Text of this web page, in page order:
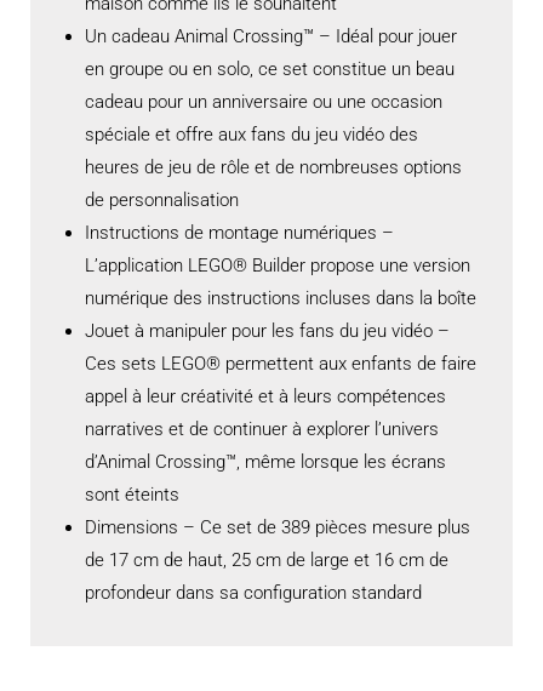
Un cadeau Animal Crossing™ – Idéal pour jouer
en groupe ou en solo, ce set constitue un beau
cadeau pour un anniversaire ou une occasion
spéciale et offre aux fans du jeu vidéo des
heures de jeu de rôle et de nombreuses options
de personnalisation
Instructions de montage numériques –
L’application LEGO® Builder propose une version
numérique des instructions incluses dans la boîte
Jouet à manipuler pour les fans du jeu vidéo –
Ces sets LEGO® permettent aux enfants de faire
appel à leur créativité et à leurs compétences
narratives et de continuer à explorer l’univers
d’Animal Crossing™, même lorsque les écrans
sont éteints
Dimensions – Ce set de 389 pièces mesure plus
de 17 cm de haut, 25 cm de large et 16 cm de
profondeur dans sa configuration standard